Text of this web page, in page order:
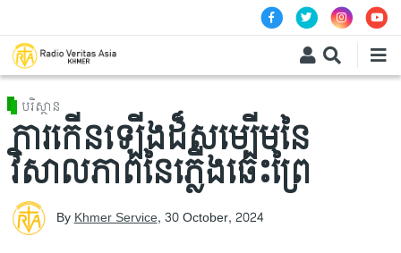
បរិស្ថាន
ការកើនឡើងដ៏សម្បើមនៃ
វិសាលភាពនៃភ្លើងឆេះព្រៃ
ByKhmer Service, 30 October, 2024